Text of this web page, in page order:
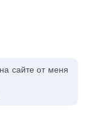
сайте от меня